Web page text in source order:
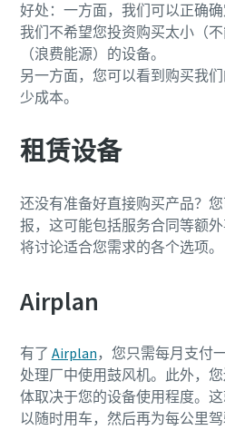
好处：一方面，我们可以正确确
我们不希望您投资购买太小（
（浪费能源）的设备。
另一方面，您可以看到购买我
少成本。
租赁设备
还没有准备好直接购买产品？
报，这可能包括服务合同等额
将讨论适合您需求的各个选项。
Airplan
有了 Airplan ，您只需每月支付
处理厂中使用鼓风机。此外，
体取决于您的设备使用程度。
以随时用车，然后再为每公里